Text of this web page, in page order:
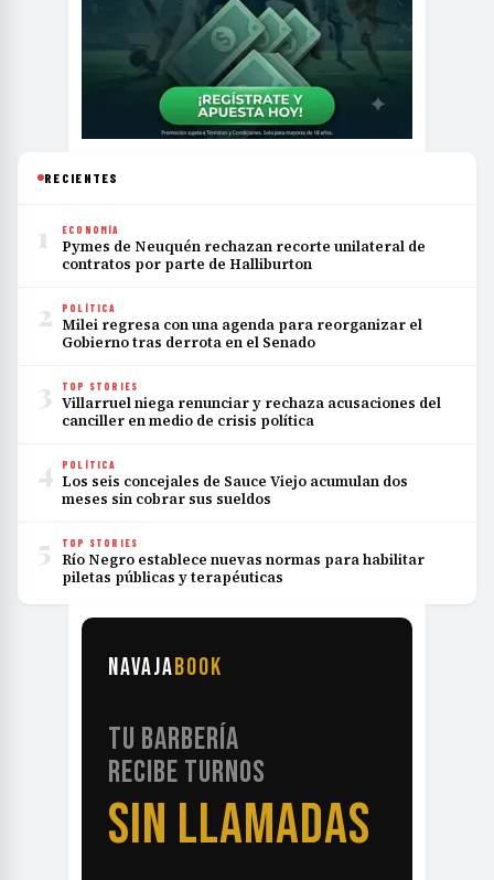
RECIENTES
1 ECONOMÍA
Pymes de Neuquén rechazan recorte unilateral de
contratos por parte de Halliburton
2 POLÍTICA
Milei regresa con una agenda para reorganizar el
Gobierno tras derrota en el Senado
3 TOP STORIES
Villarruel niega renunciar y rechaza acusaciones del
canciller en medio de crisis política
4 POLÍTICA
Los seis concejales de Sauce Viejo acumulan dos
meses sin cobrar sus sueldos
5 TOP STORIES
Río Negro establece nuevas normas para habilitar
piletas públicas y terapéuticas
NAVAJABOOK
TU BARBERÍA
RECIBE TURNOS
SIN LLAMADAS